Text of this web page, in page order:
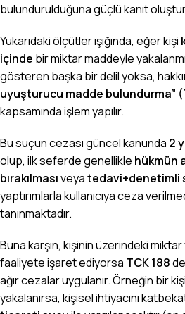
bulundurulduğuna güçlü kanıt
Yukarıdaki ölçütler ışığında, eğer kişi
içinde bir miktar maddeyle
gösteren başka bir delil yoksa,
uyuşturucu madde bulundurma”
kapsamında işlem yapılır.
Bu suçun cezası güncel kanunda 2
olup, ilk seferde genellikle hükmün
bırakılmasıveyatedavi+denetimli
yaptırımlarla kullanıcıya ceza
tanınmaktadır.
Buna karşın, kişinin üzerindeki
faaliyete işaret ediyorsa TCK 188
ağır cezalar uygulanır. Örneğin bir
yakalanırsa, kişisel ihtiyacını